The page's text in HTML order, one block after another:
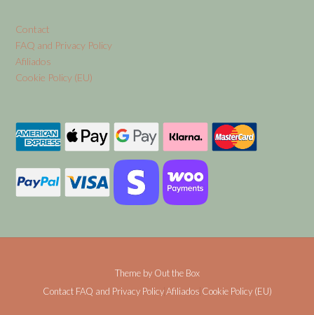
Contact
FAQ and Privacy Policy
Afiliados
Cookie Policy (EU)
Theme by Out the Box
Contact FAQ and Privacy Policy Afiliados Cookie Policy (EU)